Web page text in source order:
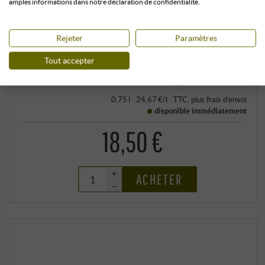
Allergènes
0,75 l · 24,67 €/l · TTC , plus frais d’envoi
disponible immédiatement
18,50 €
+
–
ACHETER
amples informations dans notre déclaration de confidentialité.
Rejeter Paramètres
Tout accepter